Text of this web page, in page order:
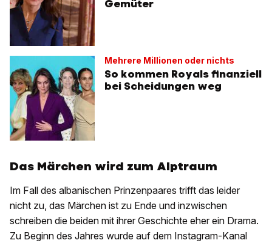
Gemüter
Mehrere Millionen oder nichts
So kommen Royals finanziell
bei Scheidungen weg
Das Märchen wird zum Alptraum
Im Fall des albanischen Prinzenpaares trifft das leider
nicht zu, das Märchen ist zu Ende und inzwischen
schreiben die beiden mit ihrer Geschichte eher ein Drama.
Zu Beginn des Jahres wurde auf dem Instagram-Kanal